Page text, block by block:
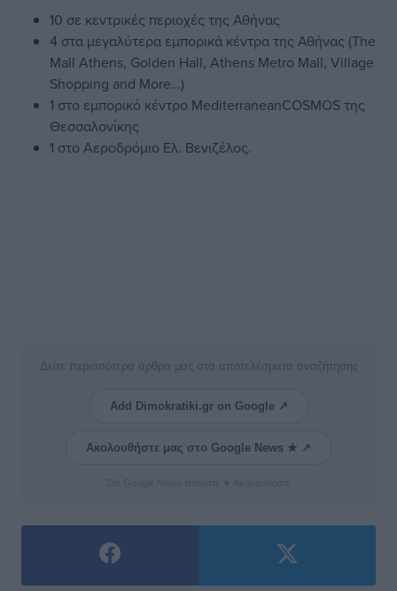
10 σε κεντρικές περιοχές της Αθήνας
4 στα μεγαλύτερα εμπορικά κέντρα της Αθήνας (The
Mall Athens, Golden Hall, Athens Metro Mall, Village
Shopping and More…)
1 στο εμπορικό κέντρο MediterraneanCOSMOS της
Θεσσαλονίκης
1 στο Αεροδρόμιο Ελ. Βενιζέλος.
Δείτε περισσότερα άρθρα μας στα αποτελέσματα αναζήτησης
Add Dimokratiki.gr on Google ↗
Ακολουθήστε μας στο Google News ★ ↗